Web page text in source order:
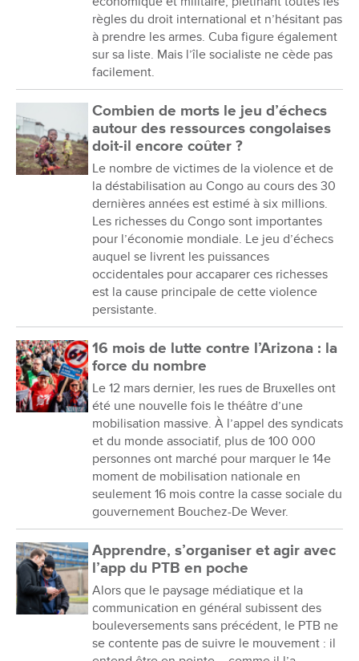
règles du droit international et n’hésitant pas
à prendre les armes. Cuba figure également
sur sa liste. Mais l’île socialiste ne cède pas
facilement.
Combien de morts le jeu d’échecs
autour des ressources congolaises
doit-il encore coûter ?
Le nombre de victimes de la violence et de
la déstabilisation au Congo au cours des 30
dernières années est estimé à six millions.
Les richesses du Congo sont importantes
pour l’économie mondiale. Le jeu d’échecs
auquel se livrent les puissances
occidentales pour accaparer ces richesses
est la cause principale de cette violence
persistante.
16 mois de lutte contre l’Arizona : la
force du nombre
Le 12 mars dernier, les rues de Bruxelles ont
été une nouvelle fois le théâtre d’une
mobilisation massive. À l’appel des syndicats
et du monde associatif, plus de 100 000
personnes ont marché pour marquer le 14e
moment de mobilisation nationale en
seulement 16 mois contre la casse sociale du
gouvernement Bouchez-De Wever.
Apprendre, s’organiser et agir avec
l’app du PTB en poche
Alors que le paysage médiatique et la
communication en général subissent des
bouleversements sans précédent, le PTB ne
se contente pas de suivre le mouvement : il